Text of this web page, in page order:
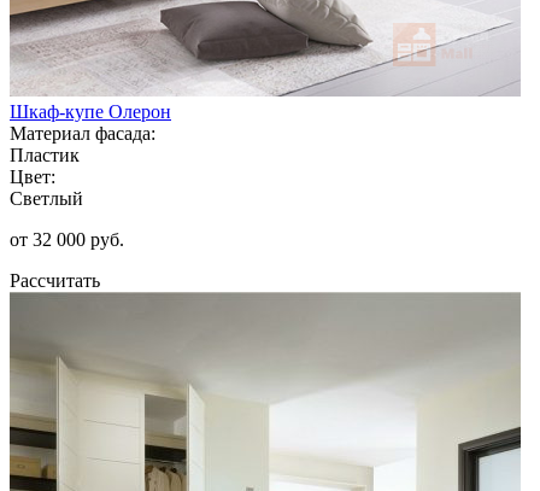
Шкаф-купе Олерон
Материал фасада:
Пластик
Цвет:
Светлый
от 32 000 руб.
Рассчитать